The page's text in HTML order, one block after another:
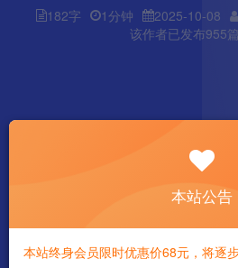
182字 1分钟 2025-10-08
该作者已发布955
本站公告
本站终身会员限时优惠价68元，将逐